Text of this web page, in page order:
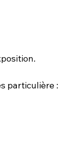
particulière :